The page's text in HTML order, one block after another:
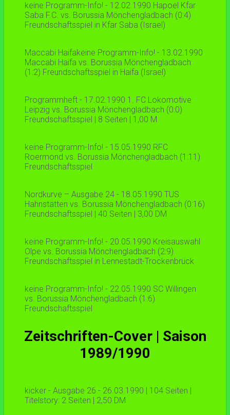
keine Programm-Info! - 12.02.1990 Hapoel Kfar
Saba F.C. vs. Borussia Mönchengladbach (0:4)
Freundschaftsspiel in Kfar Saba (Israel)
Maccabi Haifakeine Programm-Info! - 13.02.1990
Maccabi Haifa vs. Borussia Mönchengladbach
(1:2) Freundschaftsspiel in Haifa (Israel)
Programmheft - 17.02.1990 1. FC Lokomotive
Leipzig vs. Borussia Mönchengladbach (0:0)
Freundschaftsspiel | 8 Seiten | 1,00 M
keine Programm-Info! - 15.05.1990 RFC
Roermond vs. Borussia Mönchengladbach (1:11)
Freundschaftsspiel
Nordkurve – Ausgabe 24 - 18.05.1990 TUS
Hahnstätten vs. Borussia Mönchengladbach (0:16)
Freundschaftsspiel | 40 Seiten | 3,00 DM
keine Programm-Info! - 20.05.1990 Kreisauswahl
Olpe vs. Borussia Mönchengladbach (2:9)
Freundschaftsspiel in Lennestadt-Trockenbrück
keine Programm-Info! - 22.05.1990 SC Willingen
vs. Borussia Mönchengladbach (1:6)
Freundschaftsspiel
Zeitschriften-Cover | Saison
1989/1990
kicker - Ausgabe 26 - 26.03.1990 | 104 Seiten |
Titelstory: 2 Seiten | 2,50 DM